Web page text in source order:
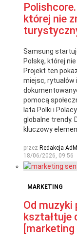
której nie
Samsung
Polskę, której
Projekt ten
miejsc,
pomocą
lata Polki i
globalne trendy.
kluczowy
przez Redakcja
18/06/2026, 09:56
MARKETING
Od muzyki
kształtuje